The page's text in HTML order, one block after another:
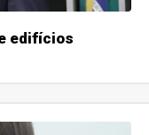
edifícios